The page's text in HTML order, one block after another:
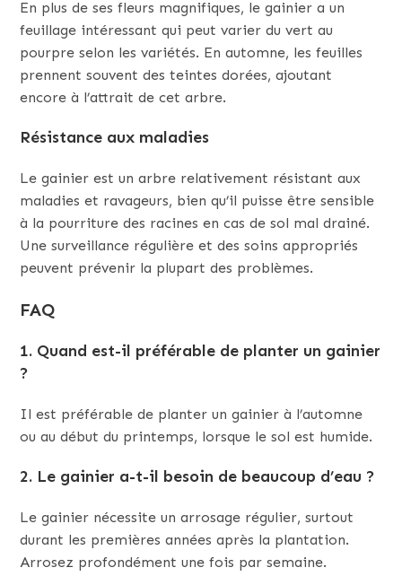
En plus de ses fleurs magnifiques, le gainier a un
feuillage intéressant qui peut varier du vert au
pourpre selon les variétés. En automne, les feuilles
prennent souvent des teintes dorées, ajoutant
encore à l’attrait de cet arbre.
Résistance aux maladies
Le gainier est un arbre relativement résistant aux
maladies et ravageurs, bien qu’il puisse être sensible
à la pourriture des racines en cas de sol mal drainé.
Une surveillance régulière et des soins appropriés
peuvent prévenir la plupart des problèmes.
FAQ
1. Quand est-il préférable de planter un gainier
?
Il est préférable de planter un gainier à l’automne
ou au début du printemps, lorsque le sol est humide.
2. Le gainier a-t-il besoin de beaucoup d’eau ?
Le gainier nécessite un arrosage régulier, surtout
durant les premières années après la plantation.
Arrosez profondément une fois par semaine.